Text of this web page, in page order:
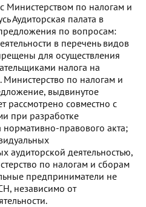
Министерством по налогам и
Аудиторская палата в
по вопросам:
в перечень видов
для осуществления
налога на
по налогам и
выдвинутое
рассмотрено совместно с
при разработке
нормативно-правового акта;
аудиторской деятельностью,
по налогам и сборам
предприниматели не
независимо от